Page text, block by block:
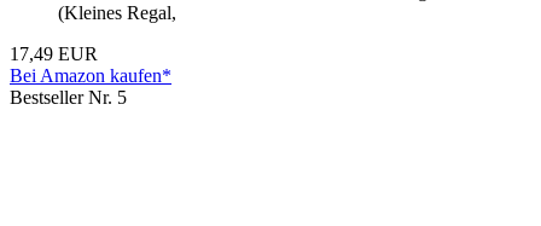
(Kleines Regal,
17,49 EUR
Bei Amazon kaufen*
Bestseller Nr. 5